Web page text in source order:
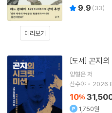
미리보기
9.9 (33)
[도서] 곤지의
양형은저
산수야
10%
1,750원